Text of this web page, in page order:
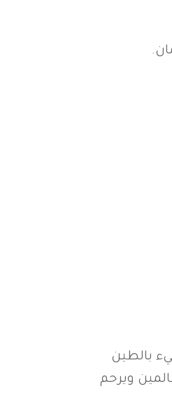
بالطين
ويرحم